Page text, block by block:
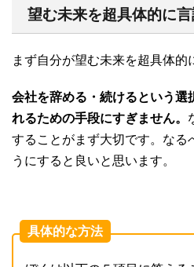
望む未来を超具体的に
まず自分が望む未来を超具体的
会社を辞める・続けるという選
れるための手段にすぎません。
することがまず大切です。なる
うにすると良いと思います。
具体的な方法